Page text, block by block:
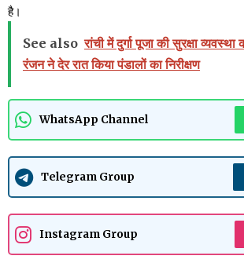
है।
See also रांची में दुर्गा पूजा की सुरक्षा
रंजन ने देर रात किया पंडालों का निरीक्षण
WhatsApp Channel
Telegram Group
Instagram Group